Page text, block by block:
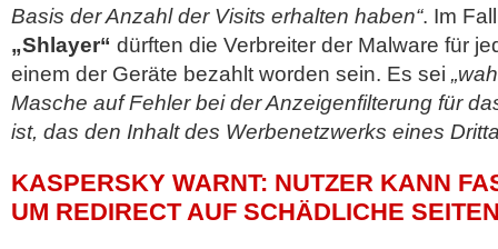
Basis der Anzahl der Visits erhalten haben“. Im
„Shlayer“ dürften die Verbreiter der Malware für
einem der Geräte bezahlt worden sein. Es sei
Masche auf Fehler bei der Anzeigenfilterung für
ist, das den Inhalt des Werbenetzwerks eines
KASPERSKY WARNT: NUTZER KANN
UM REDIRECT AUF SCHÄDLICHE